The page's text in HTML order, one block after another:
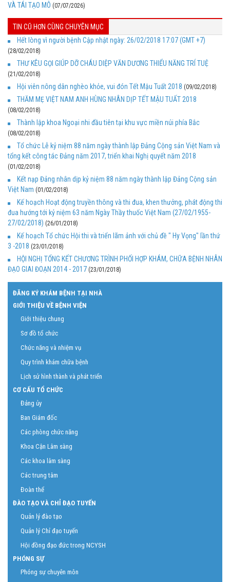
VÀ TÁI TẠO MÔ (07/07/2026)
TIN CŨ HƠN CÙNG CHUYÊN MỤC
Hết lòng vì người bệnh Cập nhật ngày: 26/02/2018 17:07 (GMT +7)
(28/02/2018)
THƯ KÊU GỌI GIÚP DỠ CHÁU DIỆP VĂN DƯƠNG THIỂU NĂNG TRÍ TUỆ
(21/02/2018)
Hội viên nông dân nghèo khỏe, vui đón Tết Mậu Tuất 2018 (09/02/2018)
THĂM MẸ VIỆT NAM ANH HÙNG NHÂN DỊP TẾT MẬU TUẤT 2018
(08/02/2018)
Thành lập khoa Ngoại nhi đầu tiên tại khu vực miền núi phía Bắc
(08/02/2018)
Tổ chức Lễ kỷ niệm 88 năm ngày thành lập Đảng Cộng sản Việt Nam và
tổng kết công tác Đảng năm 2017, triển khai Nghị quyết năm 2018
(01/02/2018)
Kết nạp Đảng nhân dịp kỷ niệm 88 năm ngày thành lập Đảng Cộng sản
Việt Nam (01/02/2018)
Kế hoạch Hoạt động truyền thông và thi đua, khen thưởng, phát động thi
đua hướng tới kỷ niệm 63 năm Ngày Thầy thuốc Việt Nam (27/02/1955-
27/02/2018) (26/01/2018)
Kế hoạch Tổ chức Hội thi và triển lãm ảnh với chủ đề " Hy Vọng" lần thứ
3 -2018 (23/01/2018)
HỘI NGHỊ TỔNG KẾT CHƯƠNG TRÌNH PHỐI HỢP KHÁM, CHỮA BỆNH NHÂN
ĐẠO GIAI ĐOẠN 2014 - 2017 (23/01/2018)
ĐĂNG KÝ KHÁM BỆNH TẠI NHÀ
GIỚI THIỆU VỀ BỆNH VIỆN
Giới thiệu chung
Sơ đồ tổ chức
Chức năng và nhiệm vụ
Quy trình khám chữa bệnh
Lịch sử hình thành và phát triển
CƠ CẤU TỔ CHỨC
Đảng ủy
Ban Giám đốc
Các phòng chức năng
Khoa Cận Lâm sàng
Các khoa lâm sàng
Các trung tâm
Đoàn thể
ĐÀO TẠO VÀ CHỈ ĐẠO TUYẾN
Quản lý đào tạo
Quản lý Chỉ đạo tuyến
Hội đồng đạo đức trong NCYSH
PHÓNG SỰ
Phóng sự chuyên môn